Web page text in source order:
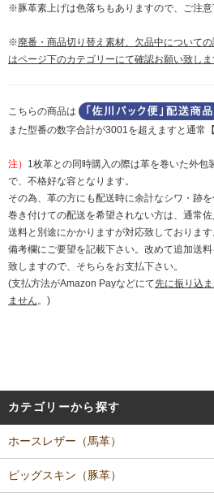
※豚革素上げは色落ちもありますので、ご注意
※廃番・商品切り替え素材、欠品中について
はページ下のカテゴリーにて確認お願い致しま
こちらの商品は
また型番の数字合計が3001を超えますと通常
注） 1枚革との同時購入の際は革を巻いた外包
で、不格好な容となります。
その為、革の方にも配送時に余計なシワ・跡を
巻き付けての配送を希望されない方は、通常
送料と別途にかかりますが対応致しております
備考欄にご要望を記載下さい。改めて追加送
致しますので、そちらをお支払下さい。
(支払方法がAmazon Payなどにて先に振り込
ません。)
カテゴリーから探す
ホースレザー（馬革）
ピッグスキン（豚革）